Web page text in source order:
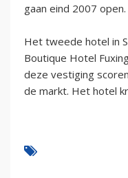
gaan eind 2007 open.
Het tweede hotel in
Boutique Hotel
deze vestiging
de markt. Het hotel